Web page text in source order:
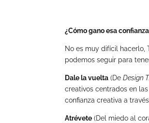
¿Cómo gano esa
No es muy difícil hacerlo,
podemos seguir para
Dale la vuelta (DeDesign
creativos centrados en
confianza creativa a
Atrévete (Del miedo al